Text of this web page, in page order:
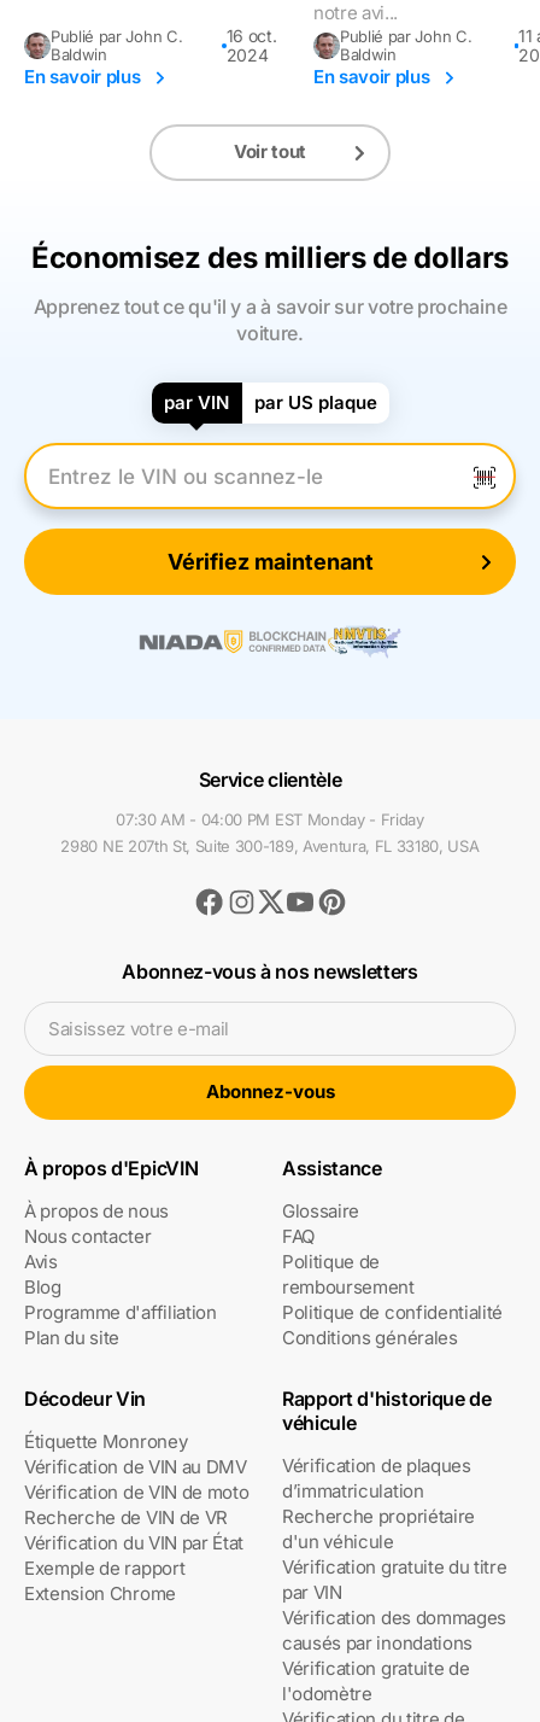
Publié par John C.
Baldwin
16 oct.
2024
En savoir plus
notre avi...
Publié par John C.
Baldwin
11
En savoir plus
Voir tout
Économisez des milliers de dollars
Apprenez tout ce qu'il y a à savoir sur votre prochaine
voiture.
par VIN par US plaque
Entrez le numéro VIN
Vérifiez maintenant
Service clientèle
07:30 AM - 04:00 PM EST Monday - Friday
2980 NE 207th St, Suite 300-189, Aventura, FL 33180, USA
Facebook
Instagram
TwitterYoutubePinterest
Abonnez-vous à nos newsletters
Saisissez votre e-mail
Abonnez-vous
À propos d'EpicVIN
À propos de nous
Nous contacter
Avis
Blog
Programme d'affiliation
Plan du site
Assistance
Glossaire
FAQ
Politique de
remboursement
Politique de confidentialité
Conditions générales
Décodeur Vin
Étiquette Monroney
Vérification de VIN au DMV
Vérification de VIN de moto
Recherche de VIN de VR
Vérification du VIN par État
Exemple de rapport
Extension Chrome
Rapport d'historique de
véhicule
Vérification de plaques
d’immatriculation
Recherche propriétaire
d'un véhicule
Vérification gratuite du titre
par VIN
Vérification des dommages
causés par inondations
Vérification gratuite de
l'odomètre